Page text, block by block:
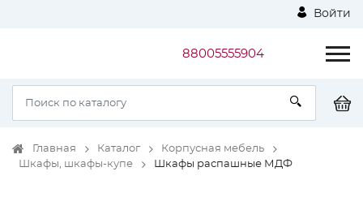
Войти
88005555904
Главная Каталог
Корпусная мебель
Шкафы, шкафы-купе
Шкафы распашные МДФ